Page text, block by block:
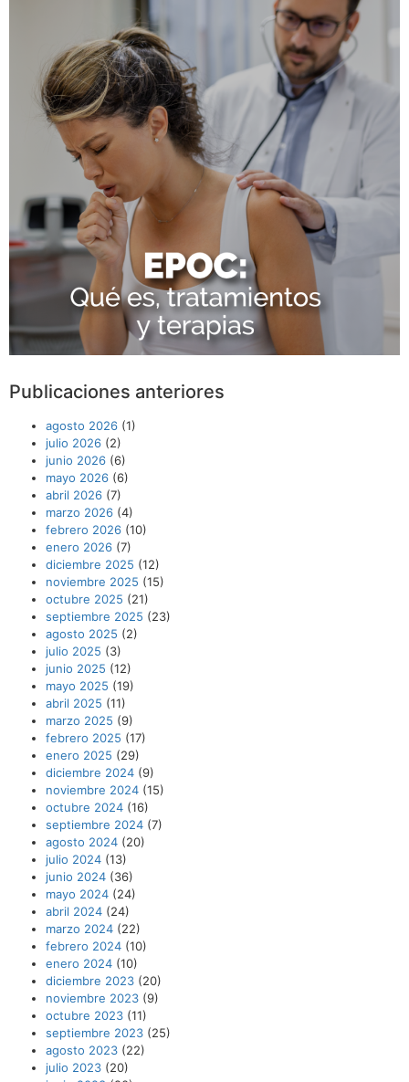
Publicaciones anteriores
agosto 2026 (1)
julio 2026 (2)
junio 2026 (6)
mayo 2026 (6)
abril 2026 (7)
marzo 2026 (4)
febrero 2026 (10)
enero 2026 (7)
diciembre 2025 (12)
noviembre 2025 (15)
octubre 2025 (21)
septiembre 2025 (23)
agosto 2025 (2)
julio 2025 (3)
junio 2025 (12)
mayo 2025 (19)
abril 2025 (11)
marzo 2025 (9)
febrero 2025 (17)
enero 2025 (29)
diciembre 2024 (9)
noviembre 2024 (15)
octubre 2024 (16)
septiembre 2024 (7)
agosto 2024 (20)
julio 2024 (13)
junio 2024 (36)
mayo 2024 (24)
abril 2024 (24)
marzo 2024 (22)
febrero 2024 (10)
enero 2024 (10)
diciembre 2023 (20)
noviembre 2023 (9)
octubre 2023 (11)
septiembre 2023 (25)
agosto 2023 (22)
julio 2023 (20)